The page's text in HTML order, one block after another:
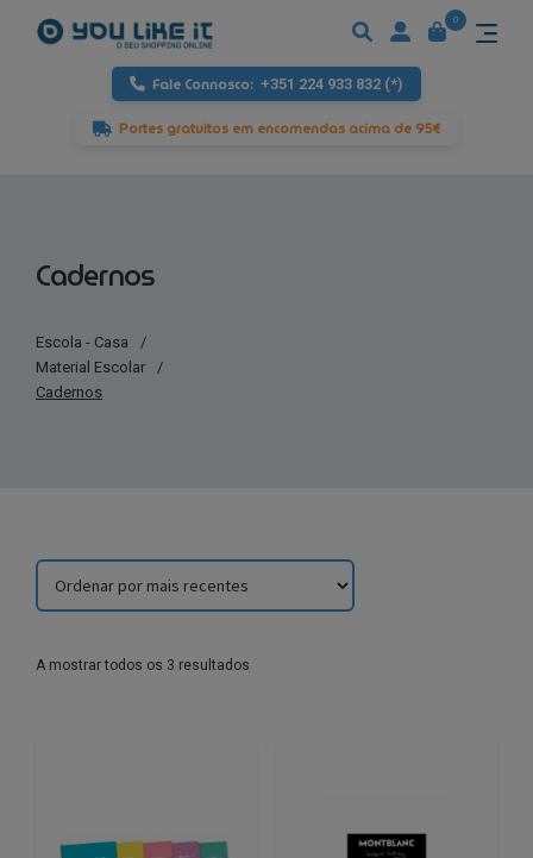
Fale Connosco: +351 224 933 832 (*)
Portes gratuitos em encomendas acima de 95€
0
Cadernos
Escola - Casa
/
Material Escolar
/
Cadernos
A mostrar todos os 3 resultados